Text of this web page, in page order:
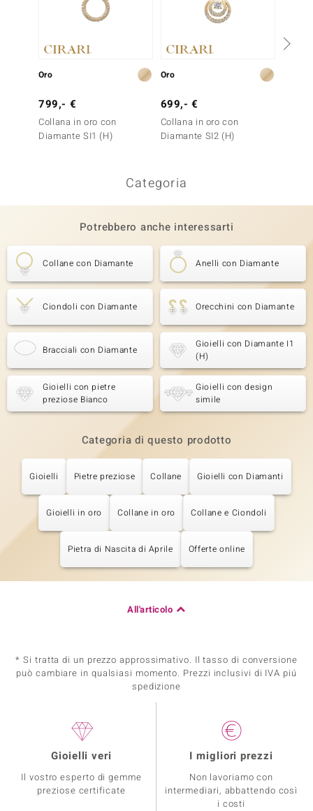
Oro
799,- €
Collana in oro con
Diamante SI1 (H)
Oro
699,- €
Collana in oro con
Diamante SI2 (H)
Categoria
Potrebbero anche interessarti
Collane con Diamante Anelli con Diamante
Ciondoli con Diamante Orecchini con Diamante
Bracciali con Diamante
Gioielli con Diamante I1
(H)
Gioielli con pietre
preziose Bianco
Gioielli con design
simile
Categoria di questo prodotto
Gioielli Pietre preziose Collane Gioielli con Diamanti
Gioielli in oro Collane in oro Collane e Ciondoli
Pietra di Nascita di Aprile Offerte online
All'articolo
* Si tratta di un prezzo approssimativo. Il tasso di conversione
può cambiare in qualsiasi momento. Prezzi inclusivi di IVA piú
spedizione
Gioielli veri
Il vostro esperto di gemme
preziose certificate
I migliori prezzi
Non lavoriamo con
intermediari, abbattendo così
i costi